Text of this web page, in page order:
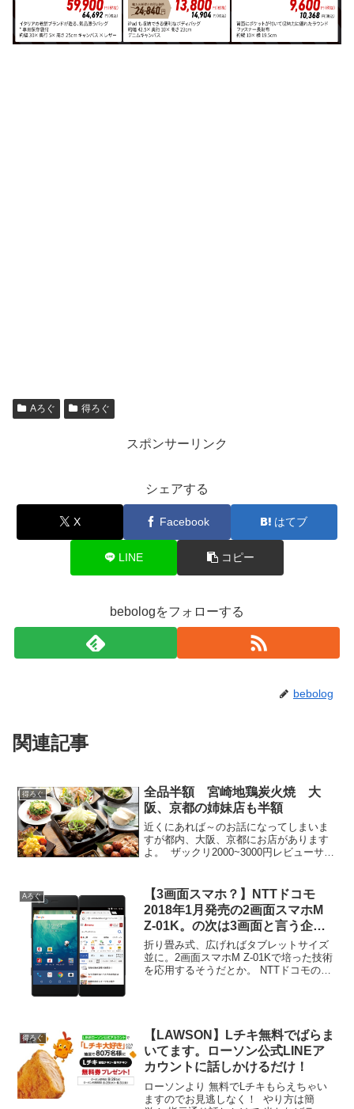
Aろぐ 得ろぐ
スポンサーリンク
シェアする
X Facebook はてブ
LINE コピー
bebologをフォローする
bebolog
関連記事
得ろぐ
全品半額 宮崎地鶏炭火焼 大
阪、京都の姉妹店も半額
近くにあれば～のお話になってしまいま
すが都内、大阪、京都にお店があります
よ。 ザックリ2000~3000円レビューサイ
楽しめそうですね。 実施日...
Aろぐ
【3画面スマホ？】NTTドコモ
2018年1月発売の2画面スマホM
Z-01K。の次は3画面と言う企画
が開始
折り畳み式、広げればタブレットサイズ
並に。2画面スマホM Z-01Kで培った技術
を応用するそうだとか。 NTTドコモの戦
得ろぐ
【LAWSON】Lチキ無料でばらま
いてます。ローソン公式LINEア
カウントに話しかけるだけ！
ローソンより 無料でLチキもらえちゃい
ますのでお見逃しなく！ やり方は簡